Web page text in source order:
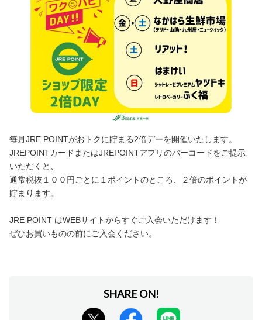
毎月JRE POINTがおトクに貯まる2倍デーを開催いたします。
JREPOINTカードまたはJREPOINTアプリのバーコードをご提示
いただくと、
通常税抜１００円ごとに１ポイントのところ、２倍のポイントが
貯まります。
JRE POINT はWEBサイトからすぐご入会いただけます！
ぜひお買いものの前にご入会ください。